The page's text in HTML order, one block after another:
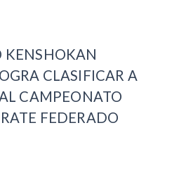
KENSHOKAN
CLASIFICAR A
CAMPEONATO
FEDERADO